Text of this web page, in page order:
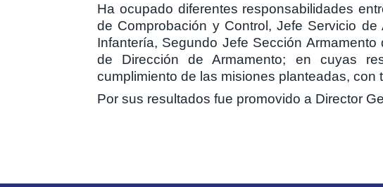
Ha ocupado diferentes responsabilidades
de Comprobación y Control, Jefe Servicio
Infantería, Segundo Jefe Sección
de Dirección de Armamento; en cuyas
cumplimiento de las misiones planteadas,
Por sus resultados fue promovido a Director